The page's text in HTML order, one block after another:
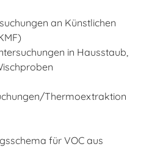
an Künstlichen
in Hausstaub,
Thermoextraktion
für VOC aus